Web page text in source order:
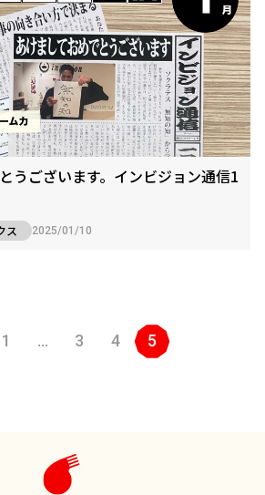
うございます。インビジョン通信1
ス 2025/01/10
1 … 3 4 5